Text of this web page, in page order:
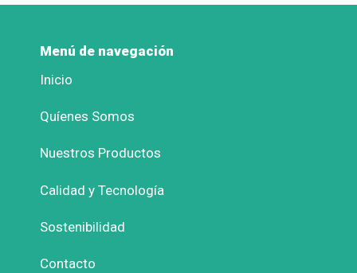
Menú de navegación
Inicio
Quíenes Somos
Nuestros Productos
Calidad y Tecnología
Sostenibilidad
Contacto